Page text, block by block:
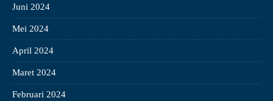
Juni 2024
Mei 2024
April 2024
Maret 2024
Februari 2024